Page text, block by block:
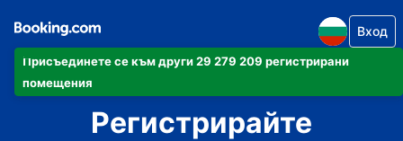
Присъединете се към други 29 279 209 регистрирани
помещения
Вход
Регистрирайте
своя апартамент
своя хотел